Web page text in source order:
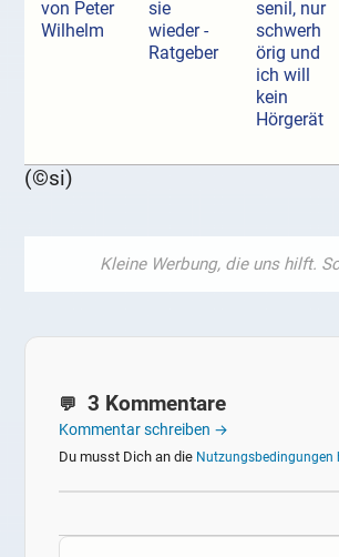
von Peter
Wilhelm
sie
wieder -
Ratgeber
senil, nur
schwerh
örig und
ich will
kein
Hörgerät
(©si)
3 Kommentare
Kommentar schreiben →
Du musst Dich an die Nutzungsbedingungen